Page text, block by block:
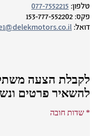
077-7552215
153-777-552202
הצעה
פרטים
חובה